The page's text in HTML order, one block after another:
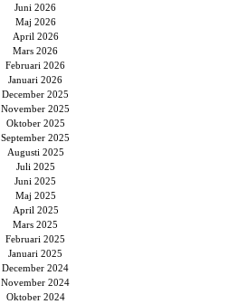
Juni 2026
Maj 2026
April 2026
Mars 2026
Februari 2026
Januari 2026
December 2025
November 2025
Oktober 2025
September 2025
Augusti 2025
Juli 2025
Juni 2025
Maj 2025
April 2025
Mars 2025
Februari 2025
Januari 2025
December 2024
November 2024
Oktober 2024